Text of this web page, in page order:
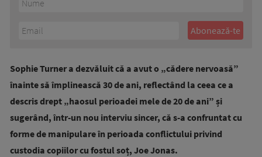
Sophie Turner a dezvăluit că a avut o „cădere nervoasă”
înainte să împlinească 30 de ani, reflectând la ceea ce a
descris drept „haosul perioadei mele de 20 de ani” și
sugerând, într-un nou interviu sincer, că s-a confruntat cu
forme de manipulare în perioada conflictului privind
custodia copiilor cu fostul soț, Joe Jonas.